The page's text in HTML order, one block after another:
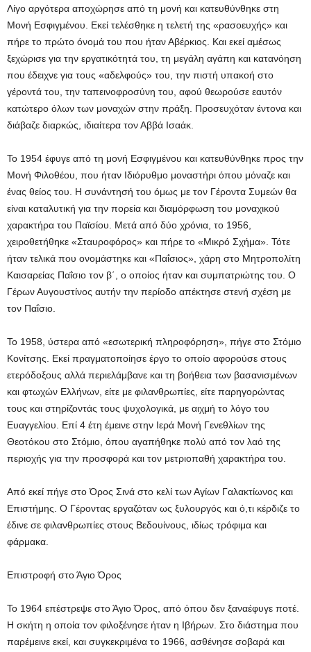
Λίγο αργότερα αποχώρησε από τη μονή και κατευθύνθηκε στη
Μονή Εσφιγμένου. Εκεί τελέσθηκε η τελετή της «ρασοευχής» και
πήρε το πρώτο όνομά του που ήταν Αβέρκιος. Και εκεί αμέσως
ξεχώρισε για την εργατικότητά του, τη μεγάλη αγάπη και κατανόηση
που έδειχνε για τους «αδελφούς» του, την πιστή υπακοή στο
γέροντά του, την ταπεινοφροσύνη του, αφού θεωρούσε εαυτόν
κατώτερο όλων των μοναχών στην πράξη. Προσευχόταν έντονα και
διάβαζε διαρκώς, ιδιαίτερα τον Αββά Ισαάκ.
Το 1954 έφυγε από τη μονή Εσφιγμένου και κατευθύνθηκε προς την
Μονή Φιλοθέου, που ήταν Ιδιόρυθμο μοναστήρι όπου μόναζε και
ένας θείος του. Η συνάντησή του όμως με τον Γέροντα Συμεών θα
είναι καταλυτική για την πορεία και διαμόρφωση του μοναχικού
χαρακτήρα του Παϊσίου. Μετά από δύο χρόνια, το 1956,
χειροθετήθηκε «Σταυροφόρος» και πήρε το «Μικρό Σχήμα». Τότε
ήταν τελικά που ονομάστηκε και «Παΐσιος», χάρη στο Μητροπολίτη
Καισαρείας Παΐσιο τον β΄, ο οποίος ήταν και συμπατριώτης του. Ο
Γέρων Αυγουστίνος αυτήν την περίοδο απέκτησε στενή σχέση με
τον Παΐσιο.
Το 1958, ύστερα από «εσωτερική πληροφόρηση», πήγε στο Στόμιο
Κονίτσης. Εκεί πραγματοποίησε έργο το οποίο αφορούσε στους
ετερόδοξους αλλά περιελάμβανε και τη βοήθεια των βασανισμένων
και φτωχών Ελλήνων, είτε με φιλανθρωπίες, είτε παρηγορώντας
τους και στηρίζοντάς τους ψυχολογικά, με αιχμή το λόγο του
Ευαγγελίου. Επί 4 έτη έμεινε στην Ιερά Μονή Γενεθλίων της
Θεοτόκου στο Στόμιο, όπου αγαπήθηκε πολύ από τον λαό της
περιοχής για την προσφορά και τον μετριοπαθή χαρακτήρα του.
Από εκεί πήγε στο Όρος Σινά στο κελί των Αγίων Γαλακτίωνος και
Επιστήμης. Ο Γέροντας εργαζόταν ως ξυλουργός και ό,τι κέρδιζε το
έδινε σε φιλανθρωπίες στους Βεδουίνους, ιδίως τρόφιμα και
φάρμακα.
Επιστροφή στο Άγιο Όρος
Το 1964 επέστρεψε στο Άγιο Όρος, από όπου δεν ξαναέφυγε ποτέ.
Η σκήτη η οποία τον φιλοξένησε ήταν η Ιβήρων. Στο διάστημα που
παρέμεινε εκεί, και συγκεκριμένα το 1966, ασθένησε σοβαρά και